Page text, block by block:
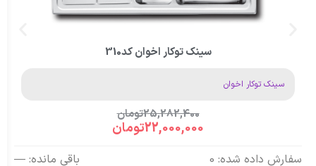
سینک توکار اخوان کد310
سینک توکار اخوان
25,282,400تومان
22,000,000تومان
سفارش داده شده: 0 باقی مانده: —